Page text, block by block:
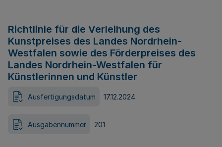
Richtlinie für die Verleihung des
Kunstpreises des Landes Nordrhein-
Westfalen sowie des Förderpreises des
Landes Nordrhein-Westfalen für
Künstlerinnen und Künstler
Ausfertigungsdatum 17.12.2024
Ausgabennummer 201